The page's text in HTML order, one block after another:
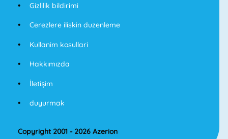
Gizlilik bildirimi
Cerezlere iliskin duzenleme
Kullanim kosullari
Hakkımızda
İletişim
duyurmak
Copyright 2001 - 2026 Azerion